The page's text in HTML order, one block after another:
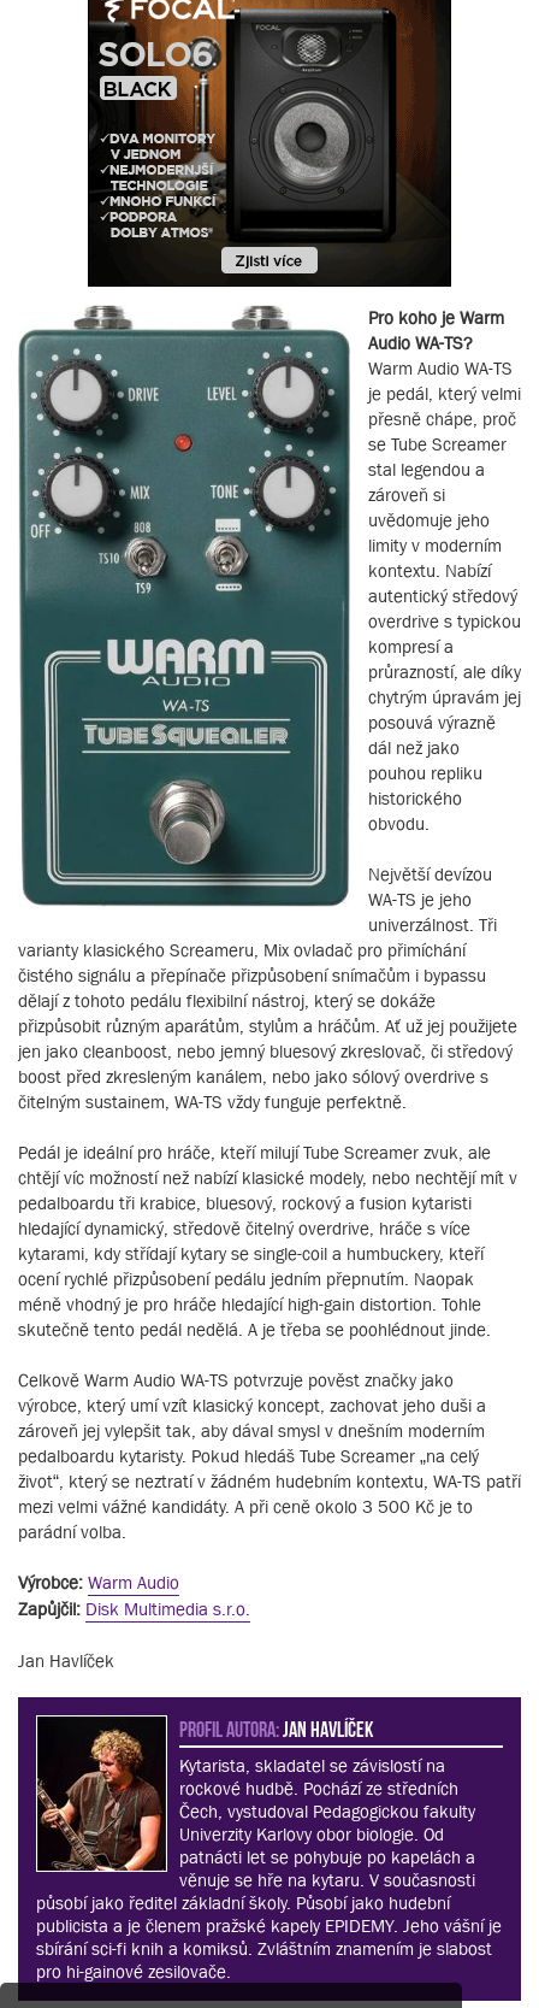
Pro koho je Warm
Audio WA-TS?
Warm Audio WA-TS
je pedál, který velmi
přesně chápe, proč
se Tube Screamer
stal legendou a
zároveň si
uvědomuje jeho
limity v moderním
kontextu. Nabízí
autentický středový
overdrive s typickou
kompresí a
průrazností, ale díky
chytrým úpravám jej
posouvá výrazně
dál než jako
pouhou repliku
historického
obvodu.
Největší devízou
WA-TS je jeho
univerzálnost. Tři
varianty klasického Screameru, Mix ovladač pro přimíchání
čistého signálu a přepínače přizpůsobení snímačům i bypassu
dělají z tohoto pedálu flexibilní nástroj, který se dokáže
přizpůsobit různým aparátům, stylům a hráčům. Ať už jej použijete
jen jako cleanboost, nebo jemný bluesový zkreslovač, či středový
boost před zkresleným kanálem, nebo jako sólový overdrive s
čitelným sustainem, WA-TS vždy funguje perfektně.
Pedál je ideální pro hráče, kteří milují Tube Screamer zvuk, ale
chtějí víc možností než nabízí klasické modely, nebo nechtějí mít v
pedalboardu tři krabice, bluesový, rockový a fusion kytaristi
hledající dynamický, středově čitelný overdrive, hráče s více
kytarami, kdy střídají kytary se single-coil a humbuckery, kteří
ocení rychlé přizpůsobení pedálu jedním přepnutím. Naopak
méně vhodný je pro hráče hledající high-gain distortion. Tohle
skutečně tento pedál nedělá. A je třeba se poohlédnout jinde.
Celkově Warm Audio WA-TS potvrzuje pověst značky jako
výrobce, který umí vzít klasický koncept, zachovat jeho duši a
zároveň jej vylepšit tak, aby dával smysl v dnešním moderním
pedalboardu kytaristy. Pokud hledáš Tube Screamer „na celý
život“, který se neztratí v žádném hudebním kontextu, WA-TS patří
mezi velmi vážné kandidáty. A při ceně okolo 3 500 Kč je to
parádní volba.
Výrobce: Warm Audio
Zapůjčil: Disk Multimedia s.r.o.
Jan Havlíček
PROFIL AUTORA: Jan Havlíček
Kytarista, skladatel se závislostí na
rockové hudbě. Pochází ze středních
Čech, vystudoval Pedagogickou fakulty
Univerzity Karlovy obor biologie. Od
patnácti let se pohybuje po kapelách a
věnuje se hře na kytaru. V současnosti
působí jako ředitel základní školy. Působí jako hudební
publicista a je členem pražské kapely EPIDEMY. Jeho vášní je
sbírání sci-fi knih a komiksů. Zvláštním znamením je slabost
pro hi-gainové zesilovače.